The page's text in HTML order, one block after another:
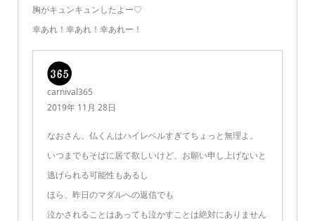
胸がキュンキュンしたよー♡
幸あれ！幸あれ！幸あれー！
carnival365
2019年 11月 28日
なおさん、仏くんはハイレベルすぎてちょっと無理よ。
いつまでもそばに居て欲しいけど、お願い申し上げないと
逃げられる可能性もあるし
ほら、昨日のマダルへの返信でも
泣かされることはあっても泣かすことは絶対にありません